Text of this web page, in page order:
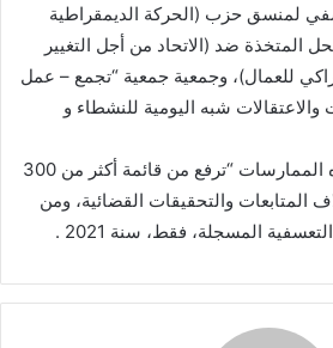
لمنسق حزب (الحركة الديمقراطية
المتخذة ضد (الاتحاد من أجل التغيير
للعمال)، وجمعية جمعية “تجمع – عمل
والاعتقالات شبه اليومية للنشطاء و
ووفق هذه القوى فإن هذه الممارسات “ترفع من قائمة أكثر من 300
المتابعات والتحقيقات القضائية، ومن
المسجلة، فقط، سنة 2021 .